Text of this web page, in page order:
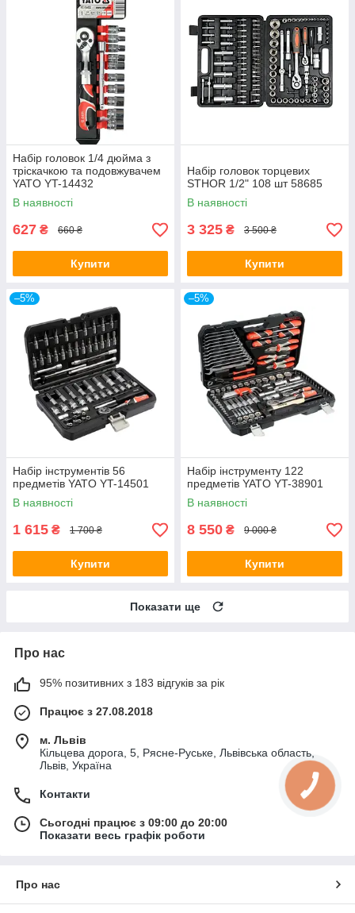
Набір головок 1/4 дюйма з
тріскачкою та подовжувачем
YATO YT-14432
В наявності
627 ₴ 660 ₴
Купити
Набір головок торцевих
STHOR 1/2" 108 шт 58685
В наявності
3 325 ₴ 3 500 ₴
Купити
–5%
Набір інструментів 56
предметів YATO YT-14501
В наявності
1 615 ₴ 1 700 ₴
Купити
–5%
Набір інструменту 122
предметів YATO YT-38901
В наявності
8 550 ₴ 9 000 ₴
Купити
Показати ще
Про нас
95% позитивних з 183 відгуків за рік
Працює з 27.08.2018
м. Львів
Кільцева дорога, 5, Рясне-Руське, Львівська область,
Львів, Україна
Контакти
Сьогодні працює з 09:00 до 20:00
Показати весь графік роботи
Про нас